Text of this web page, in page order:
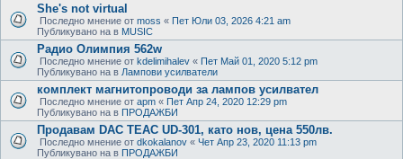
She's not virtual
Последно мнение от moss « Пет Юли 03, 2026 4:21 am
Публикувано на в MUSIC
Радио Олимпия 562w
Последно мнение от kdelimihalev « Пет Май 01, 2020 5:12 pm
Публикувано на в Лампови усилватели
комплект магнитопроводи за лампов усилвател
Последно мнение от apm « Пет Апр 24, 2020 12:29 pm
Публикувано на в ПРОДАЖБИ
Продавам DAC TEAC UD-301, като нов, цена 550лв.
Последно мнение от dkokalanov « Чет Апр 23, 2020 11:13 pm
Публикувано на в ПРОДАЖБИ